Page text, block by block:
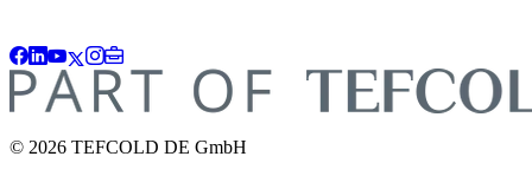
© 2026 TEFCOLD DE GmbH